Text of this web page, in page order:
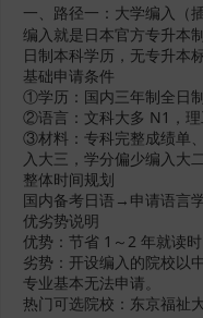
一、路径一：大学编入（
编入就是日本官方专升本
日制本科学历，无专升本
基础申请条件
①学历：国内三年制全日
②语言：文科大多 N1，理
③材料：专科完整成绩单
入大三，学分偏少编入大二
整体时间规划
国内备考日语→申请语言
优劣势说明
优势：节省 1～2 年就读
劣势：开设编入的院校以
专业基本无法申请。
热门可选院校：东京福祉